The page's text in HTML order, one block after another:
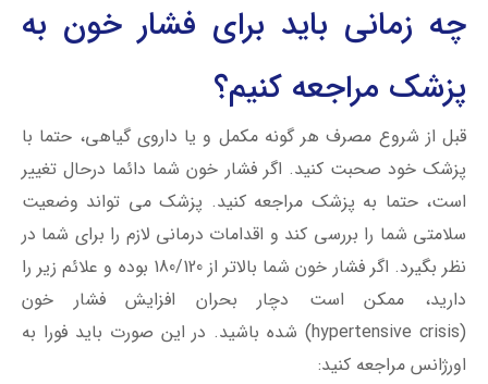
چه زمانی باید برای فشار خون به
پزشک مراجعه کنیم؟
قبل از شروع مصرف هر گونه مکمل و یا داروی گیاهی، حتما با
پزشک خود صحبت کنید. اگر فشار خون شما دائما درحال تغییر
است، حتما به پزشک مراجعه کنید. پزشک می تواند وضعیت
سلامتی شما را بررسی کند و اقدامات درمانی لازم را برای شما در
نظر بگیرد. اگر فشار خون شما بالاتر از 180/120 بوده و علائم زیر را
دارید، ممکن است دچار بحران افزایش فشار خون
(hypertensive crisis) شده باشید. در این صورت باید فورا به
اورژانس مراجعه کنید: